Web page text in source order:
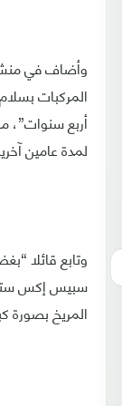
وأضاف في
المركبات
أربع سنوات”،
لمدة عامين
وتابع قائلا
سبيس إكس
المريخ بصورة